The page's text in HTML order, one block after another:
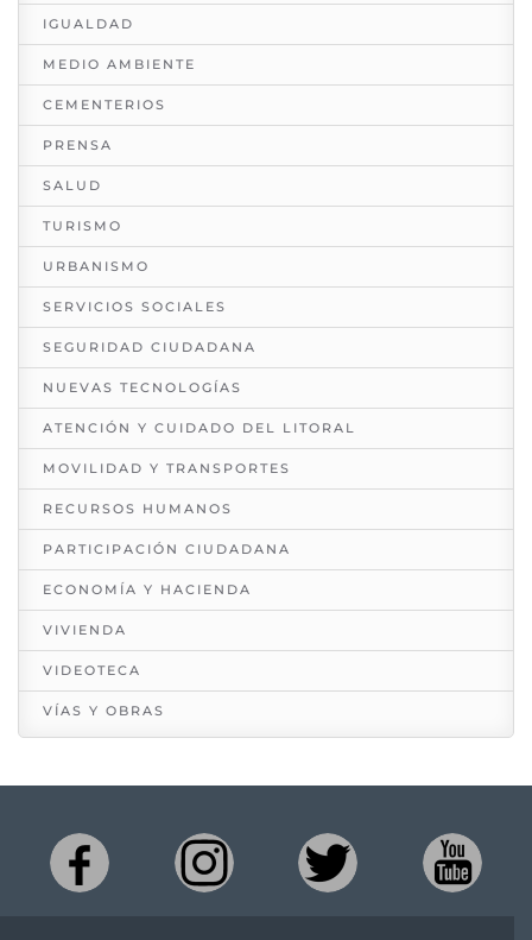
IGUALDAD
MEDIO AMBIENTE
CEMENTERIOS
PRENSA
SALUD
TURISMO
URBANISMO
SERVICIOS SOCIALES
SEGURIDAD CIUDADANA
NUEVAS TECNOLOGÍAS
ATENCIÓN Y CUIDADO DEL LITORAL
MOVILIDAD Y TRANSPORTES
RECURSOS HUMANOS
PARTICIPACIÓN CIUDADANA
ECONOMÍA Y HACIENDA
VIVIENDA
VIDEOTECA
VÍAS Y OBRAS